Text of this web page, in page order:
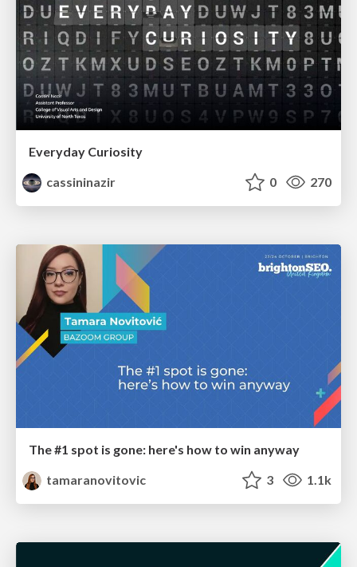
Everyday Curiosity
cassininazir
0 270
The #1 spot is gone: here's how to win anyway
tamaranovitovic
3 1.1k